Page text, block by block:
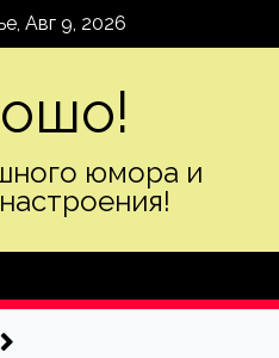
Авг 9, 2026
юмора и